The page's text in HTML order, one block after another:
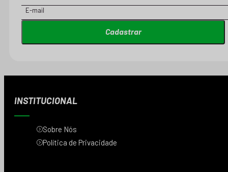
Cadastrar
INSTITUCIONAL
Sobre Nós
Política de Privacidade